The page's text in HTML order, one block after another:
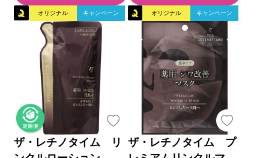
オリジナル キャンペーン
ザ・レチノタイム リ
オリジナル キャンペーン
ザ・レチノタイム プ